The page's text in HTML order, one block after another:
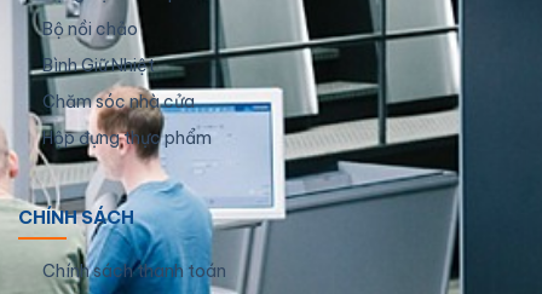
Bộ nồi chảo
Bình Giữ Nhiệt
Chăm sóc nhà cửa
Hộp đựng thực phẩm
CHÍNH SÁCH
Chính sách thanh toán